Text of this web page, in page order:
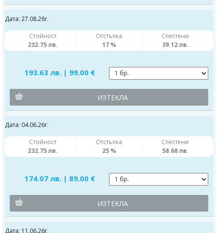
Дата: 27.08.26г.
Стойност
232.75 лв.
Отстъпка
17 %
Спестени
39.12 лв.
193.63 лв. | 99.00 €
ИЗТЕКЛА
Дата: 04.06.26г.
Стойност
232.75 лв.
Отстъпка
25 %
Спестени
58.68 лв.
174.07 лв. | 89.00 €
ИЗТЕКЛА
Дата: 11.06.26г.